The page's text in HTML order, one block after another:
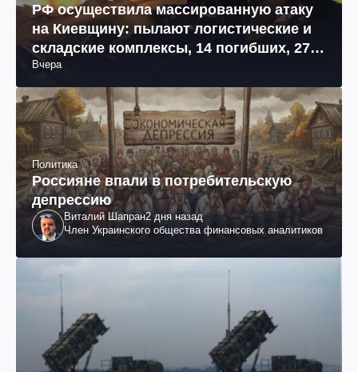
РФ осуществила массированную атаку
на Киевщину: пылают логистические и
складские комплексы, 14 погибших, 27
раненых (фото, видео)
Вчера
Политика
Россияне впали в потребительскую
депрессию
Виталий Шапран2 дня назад
Член Украинского общества финансовых аналитиков